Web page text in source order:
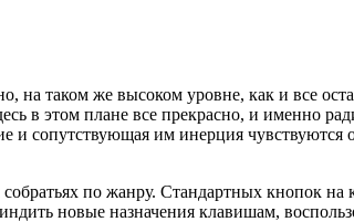
на таком же высоком уровне, как и все
в этом плане все прекрасно, и именно
и сопутствующая им инерция
по жанру. Стандартных кнопок на
новые назначения клавишам,